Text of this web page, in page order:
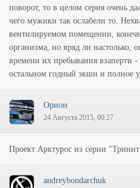
поворот, то в целом серия очень
чего мужики так ослабели то.
вентилируемом помещении,
организма, но вряд ли настолько,
времени их пребывания взаперти -
остальном годный экшн и полное
Орион
24 Августа 2015, 00:27
Проект Арктурос из серии
andreybondarchuk